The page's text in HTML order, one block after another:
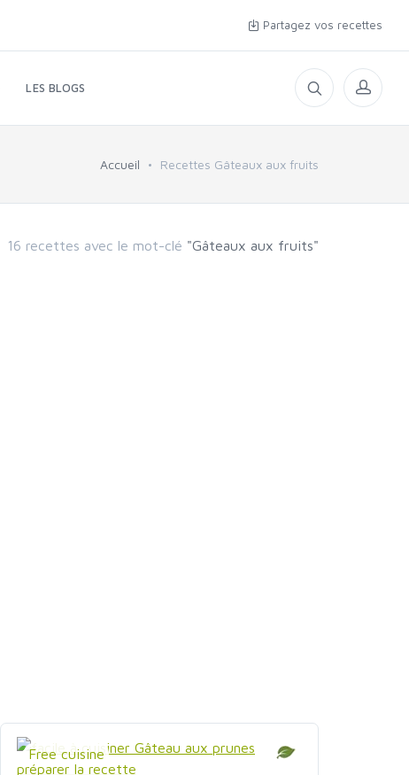
Partagez vos recettes
LES BLOGS
Accueil Recettes Gâteaux aux fruits
16 recettes avec le mot-clé "Gâteaux aux fruits"
Free cuisine